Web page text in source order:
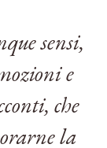
sensi,
e
che
la